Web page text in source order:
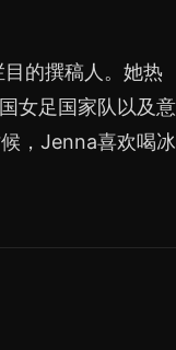
的撰稿人。她热
女足国家队以及意
，Jenna喜欢喝冰